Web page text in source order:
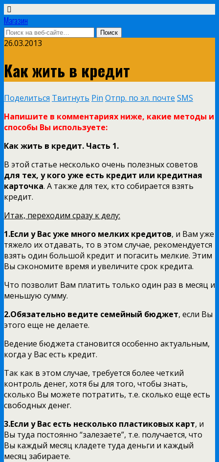
Магазин
26.03.2013
Как жить в кредит
Поделиться Твитнуть Pin Отпр. по эл. почте SMS
Напишите в комментариях ниже, какие методы и
способы Вы используете:
Как жить в кредит. Часть 1.
В этой статье несколько очень полезных советов
для тех, у кого уже есть кредит или кредитная
карточка. А также для тех, кто собирается взять
кредит.
Итак, переходим сразу к делу:
1.Если у Вас уже много мелких кредитов, и Вам уже
тяжело их отдавать, то в этом случае, рекомендуется
взять один большой кредит и погасить мелкие. Этим
Вы сэкономите время и увеличите срок кредита.
Что позволит Вам платить только один раз в месяц и
меньшую сумму.
2.Обязательно ведите семейный бюджет, если Вы
этого еще не делаете.
Ведение бюджета становится особенно актуальным,
когда у Вас есть кредит.
Так как в этом случае, требуется более четкий
контроль денег, хотя бы для того, чтобы знать,
сколько Вы можете потратить, т.е. сколько еще есть
свободных денег.
3.Если у Вас есть несколько пластиковых карт, и
Вы туда постоянно “залезаете”, т.е. получается, что
Вы каждый месяц кладете туда деньги и каждый
месяц забираете.